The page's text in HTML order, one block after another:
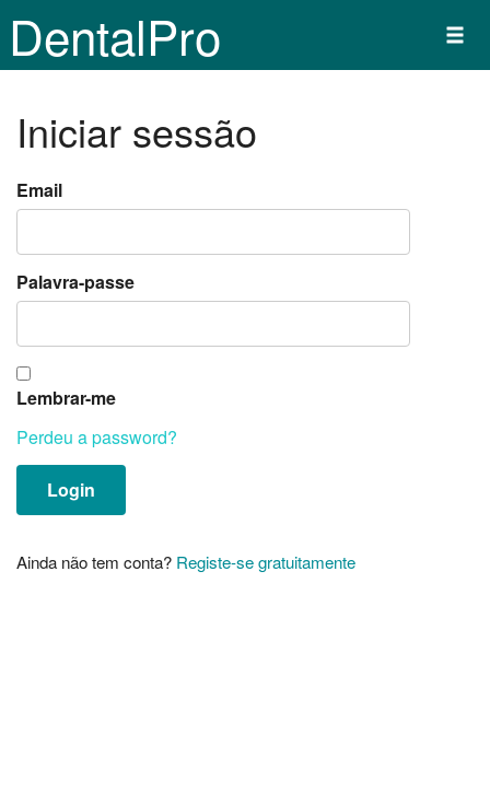
DentalPro
Iniciar sessão
Email
Palavra-passe
Lembrar-me
Perdeu a password?
Ainda não tem conta? Registe-se gratuitamente